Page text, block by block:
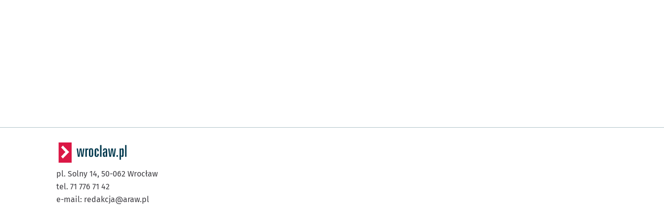
pl. Solny 14, 50-062 Wrocław
tel. 71 776 71 42
e-mail: redakcja@araw.pl